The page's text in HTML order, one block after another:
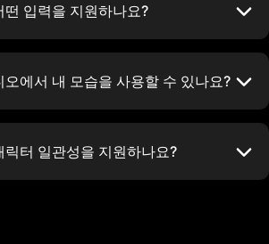
입력을 지원하나요?
에서 내 모습을 사용할 수 있나요?
터 일관성을 지원하나요?